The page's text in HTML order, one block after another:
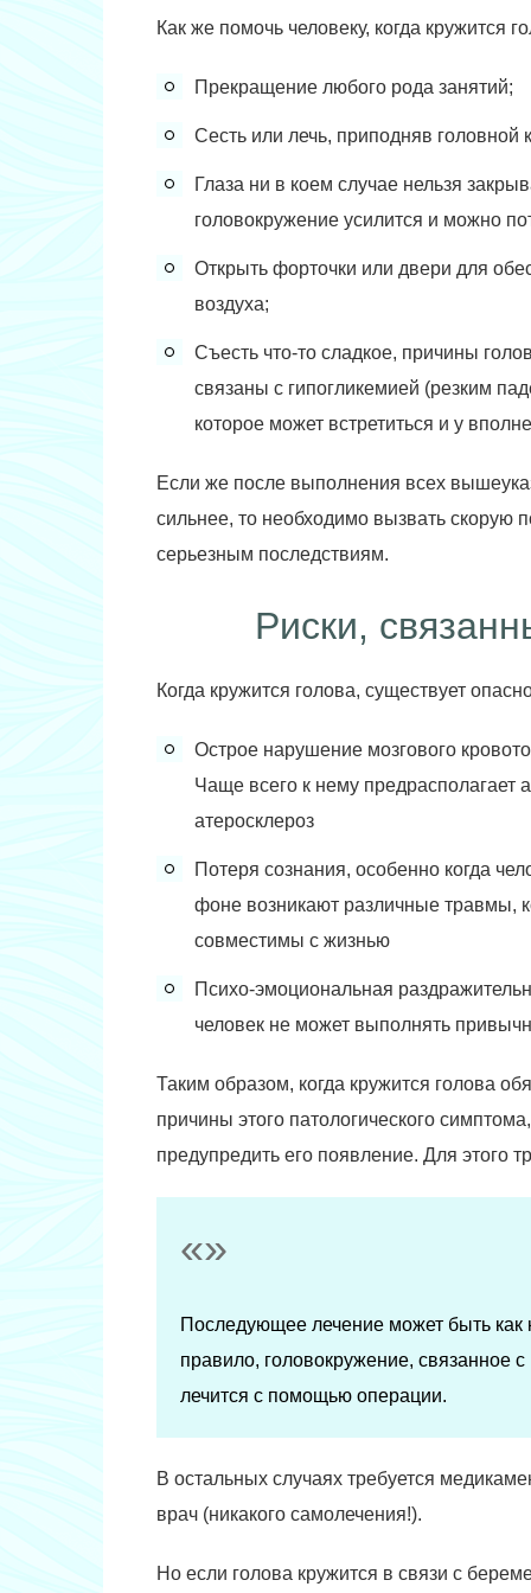
Как же помочь человеку, когда
Прекращение любого рода занятий;
Сесть или лечь, приподняв головной
Глаза ни в коем случае нельзя
головокружение усилится и можно
Открыть форточки или двери для
воздуха;
Съесть что-то сладкое, причины
связаны с гипогликемией (резким
которое может встретиться и у
Если же после выполнения всех
сильнее, то необходимо вызвать скорую
серьезным последствиям.
Риски,
Когда кружится голова, существует
Острое нарушение мозгового
Чаще всего к нему предрасполагает
атеросклероз
Потеря сознания, особенно когда
фоне возникают различные травмы,
совместимы с жизнью
Психо-эмоциональная
человек не может выполнять
Таким образом, когда кружится голова
причины этого патологического
предупредить его появление. Для этого
Последующее лечение может быть как
правило, головокружение, связанное
лечится с помощью операции.
В остальных случаях требуется
врач (никакого самолечения!).
Но если голова кружится в связи с